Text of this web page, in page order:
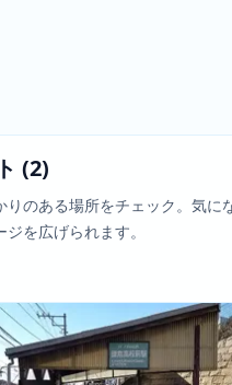
(2)
りのある場所をチェック。気に
を広げられます。